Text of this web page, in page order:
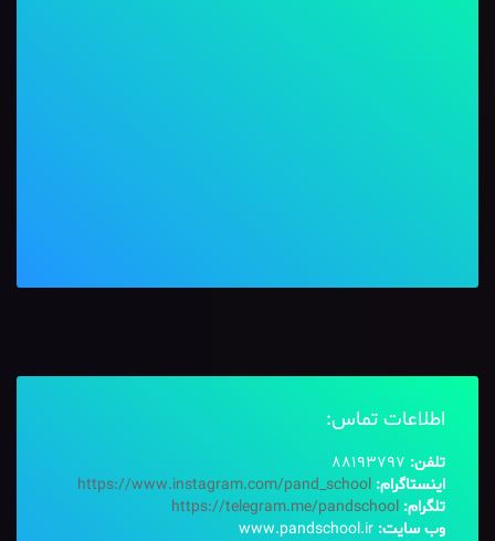
اطلاعات تماس:
تلفن: 88193797
اینستاگرام: https://www.instagram.com/pand_school
تلگرام: https://telegram.me/pandschool
وب سایت: www.pandschool.ir